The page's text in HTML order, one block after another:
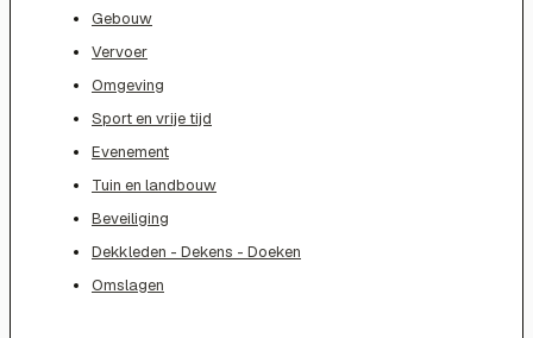
Gebouw
Vervoer
Omgeving
Sport en vrije tijd
Evenement
Tuin en landbouw
Beveiliging
Dekkleden - Dekens - Doeken
Omslagen